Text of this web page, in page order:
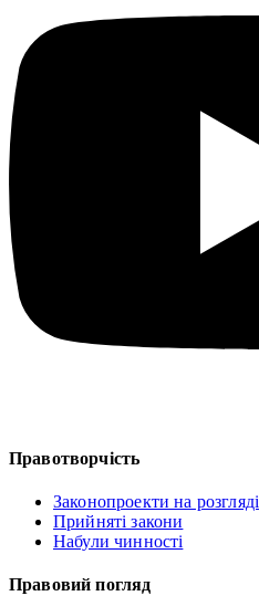
Правотворчість
Законопроекти на розгляді
Прийняті закони
Набули чинності
Правовий погляд